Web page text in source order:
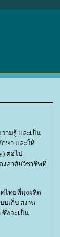
ามรู้ และเป็น
ษา และให้
ต่อไป
งอาศัยวิชาชีพที่
ศไทยที่มุ่งผลิต
บเก็บ สงวน
งจะเป็น